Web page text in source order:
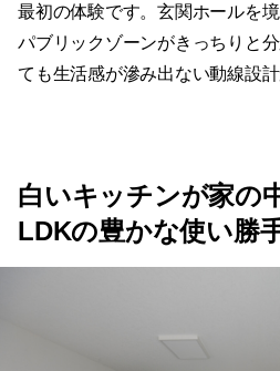
最初の体験です。玄関ホールを
パブリックゾーンがきっちりと
ても生活感が滲み出ない動線設計
白いキッチンが家
LDKの豊かな使い勝